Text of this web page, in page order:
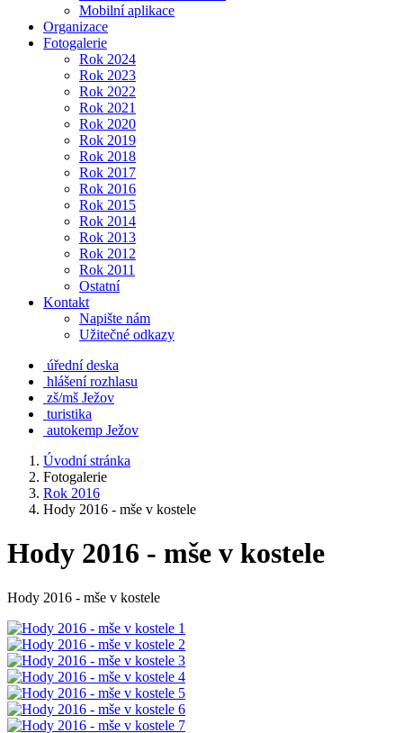
Mobilní aplikace
Organizace
Fotogalerie
Rok 2024
Rok 2023
Rok 2022
Rok 2021
Rok 2020
Rok 2019
Rok 2018
Rok 2017
Rok 2016
Rok 2015
Rok 2014
Rok 2013
Rok 2012
Rok 2011
Ostatní
Kontakt
Napište nám
Užitečné odkazy
úřední deska
hlášení rozhlasu
zš/mš Ježov
turistika
autokemp Ježov
Úvodní stránka
Fotogalerie
Rok 2016
Hody 2016 - mše v kostele
Hody 2016 - mše v kostele
Hody 2016 - mše v kostele